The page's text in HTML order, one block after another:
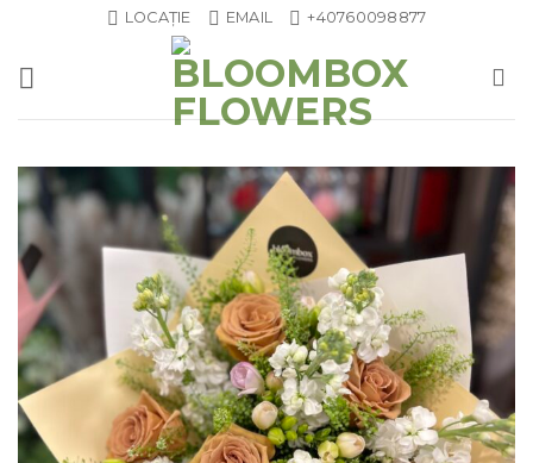
content
LOCAȚIE EMAIL +40760098877